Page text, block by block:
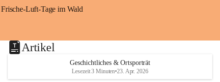
Frische-Luft-Tage im Wald
Artikel
Geschichtliches & Ortsporträt
Lesezeit 3 Minuten•23. Apr. 2026